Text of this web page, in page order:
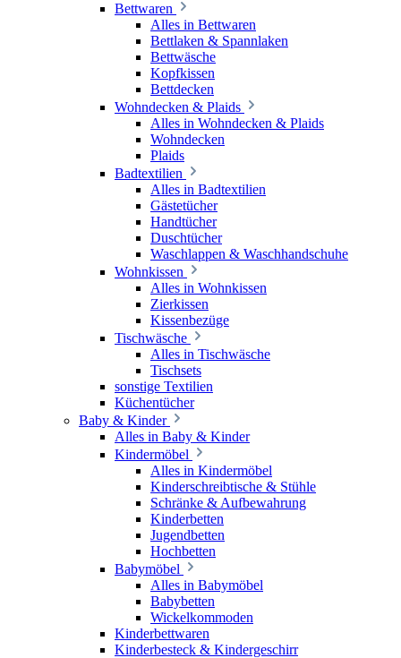
Bettwaren
Alles in Bettwaren
Bettlaken & Spannlaken
Bettwäsche
Kopfkissen
Bettdecken
Wohndecken & Plaids
Alles in Wohndecken & Plaids
Wohndecken
Plaids
Badtextilien
Alles in Badtextilien
Gästetücher
Handtücher
Duschtücher
Waschlappen & Waschhandschuhe
Wohnkissen
Alles in Wohnkissen
Zierkissen
Kissenbezüge
Tischwäsche
Alles in Tischwäsche
Tischsets
sonstige Textilien
Küchentücher
Baby & Kinder
Alles in Baby & Kinder
Kindermöbel
Alles in Kindermöbel
Kinderschreibtische & Stühle
Schränke & Aufbewahrung
Kinderbetten
Jugendbetten
Hochbetten
Babymöbel
Alles in Babymöbel
Babybetten
Wickelkommoden
Kinderbettwaren
Kinderbesteck & Kindergeschirr